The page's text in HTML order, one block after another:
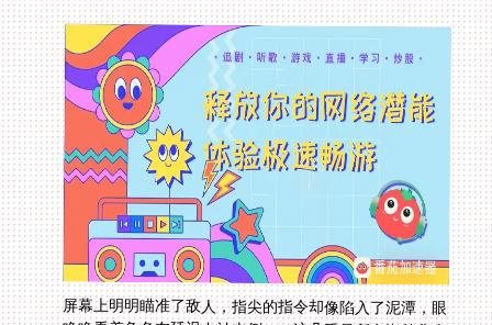
屏幕上明明瞄准了敌人，指尖的指令却像陷入了泥潭，眼
睁睁看着角色在延迟中被击倒——这几乎是所有海外华人
玩家在国服《逃跑吧！少年》或类似实时竞技游戏中的
痛。无论是身在美国的留学生想和国内室友开黑，还是旅
居德国的工程师怀念《热血街篮》的手感，“国外玩逃跑
吧少年用什么加速器”成了能否畅快联机的关键。地理阻
隔带来的超高延迟、频繁卡顿甚至掉线，瞬间浇灭游戏热
情。解决之道，就在于选择一款真正能直连回国服节点、
智能优化路径的专业游戏加速器。本文将彻底解析加速器